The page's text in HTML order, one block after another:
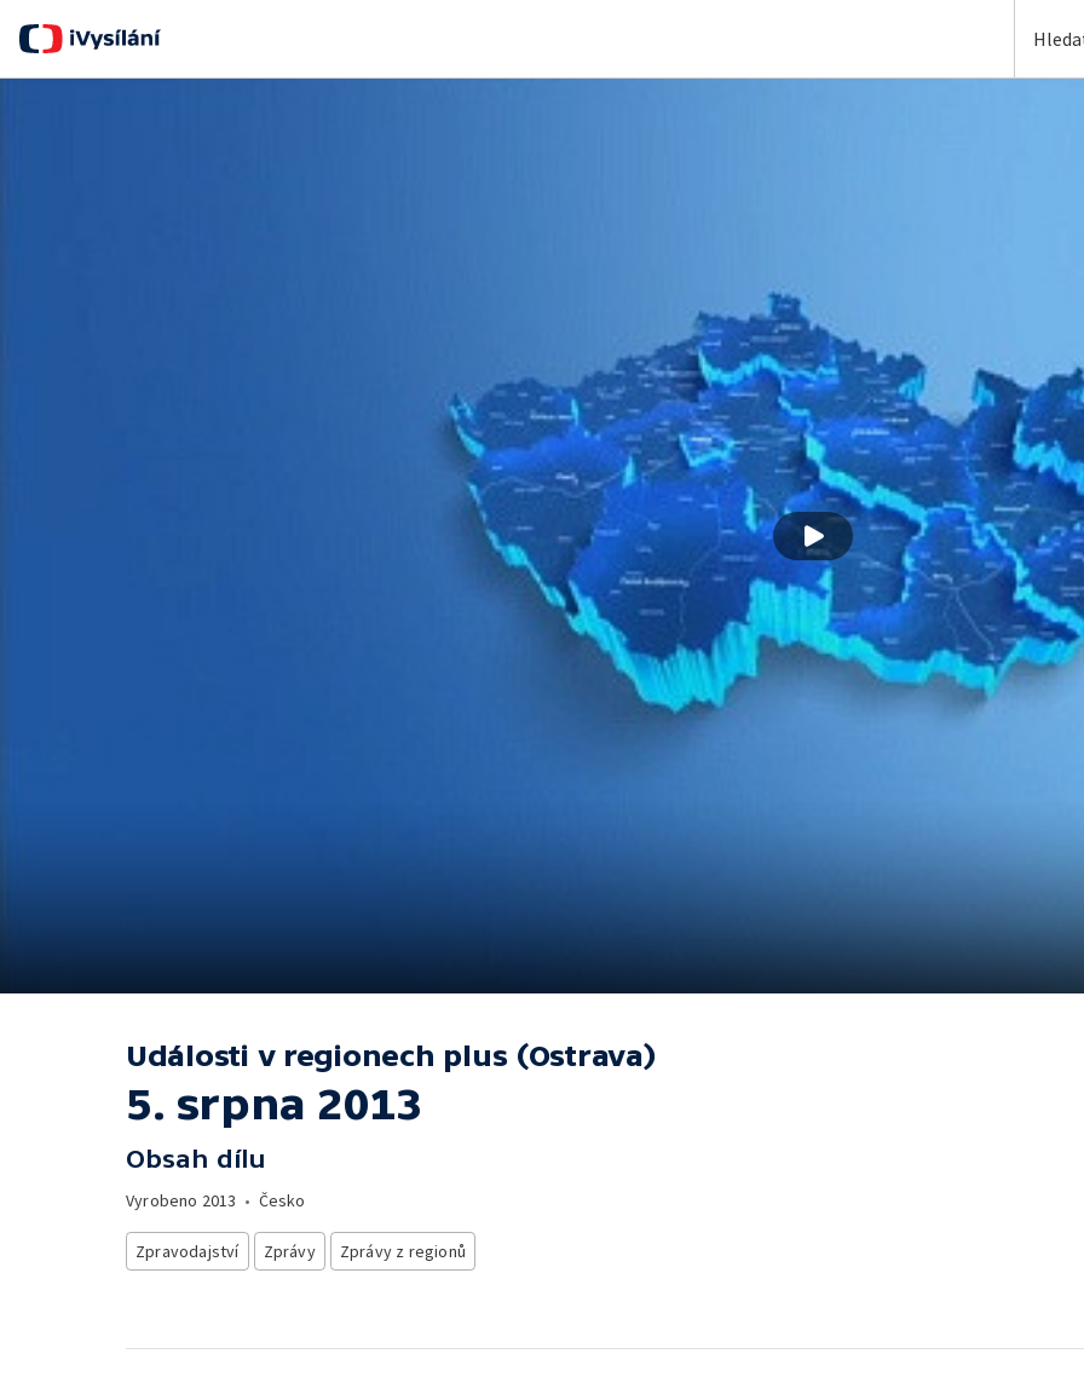
Události v regionech plus (Ostrava)
5. srpna 2013
Obsah dílu
Vyrobeno 2013 • Česko
Zpravodajství Zprávy Zprávy z regionů